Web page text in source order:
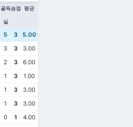
골득
실
승점 평균
5 3
5.00
3 3
3.00
2 3
6.00
1 3
1.00
1 3
3.00
1 3
3.00
0 1
4.00